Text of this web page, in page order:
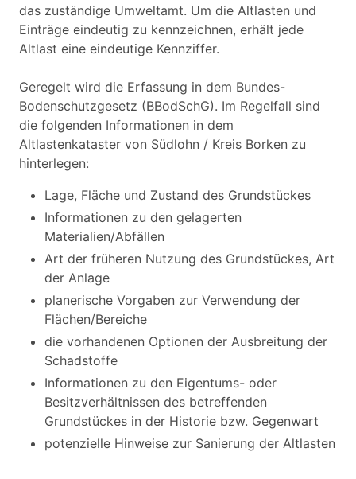
das zuständige Umweltamt. Um die Altlasten und
Einträge eindeutig zu kennzeichnen, erhält jede
Altlast eine eindeutige Kennziffer.
Geregelt wird die Erfassung in dem Bundes-
Bodenschutzgesetz (BBodSchG). Im Regelfall sind
die folgenden Informationen in dem
Altlastenkataster von Südlohn / Kreis Borken zu
hinterlegen:
Lage, Fläche und Zustand des Grundstückes
Informationen zu den gelagerten
Materialien/Abfällen
Art der früheren Nutzung des Grundstückes, Art
der Anlage
planerische Vorgaben zur Verwendung der
Flächen/Bereiche
die vorhandenen Optionen der Ausbreitung der
Schadstoffe
Informationen zu den Eigentums- oder
Besitzverhältnissen des betreffenden
Grundstückes in der Historie bzw. Gegenwart
potenzielle Hinweise zur Sanierung der Altlasten